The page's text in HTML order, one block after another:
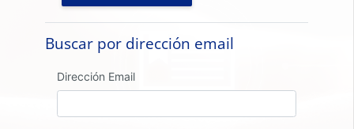
Buscar por dirección email
Buscar por dirección email
Dirección Email